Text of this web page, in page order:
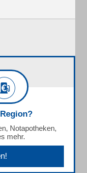
Notapotheken,
mehr.